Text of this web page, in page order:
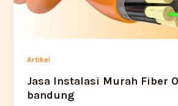
Artikel
Jasa Instalasi Murah Fiber
bandung